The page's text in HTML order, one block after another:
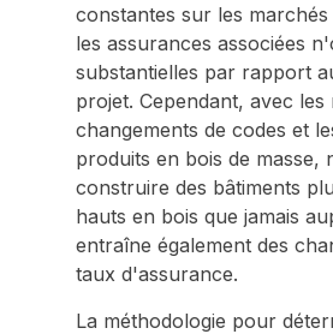
constantes sur les
les assurances associées
substantielles par rapport
projet. Cependant, avec les
changements de codes et
produits en bois de masse,
construire des bâtiments
hauts en bois que jamais
entraîne également des
taux d'assurance.
La méthodologie pour